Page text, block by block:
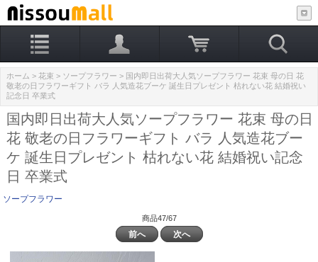
ホーム > 花束 > ソープフラワー > 国内即日出荷大人気ソープフラワー 花束 母の日 花
敬老の日フラワーギフト バラ 人気造花ブーケ 誕生日プレゼント 枯れない花 結婚祝い
記念日 卒業式
国内即日出荷大人気ソープフラワー 花束 母の日
花 敬老の日フラワーギフト バラ 人気造花ブー
ケ 誕生日プレゼント 枯れない花 結婚祝い記念
日 卒業式
ソープフラワー
商品47/67
前へ 次へ